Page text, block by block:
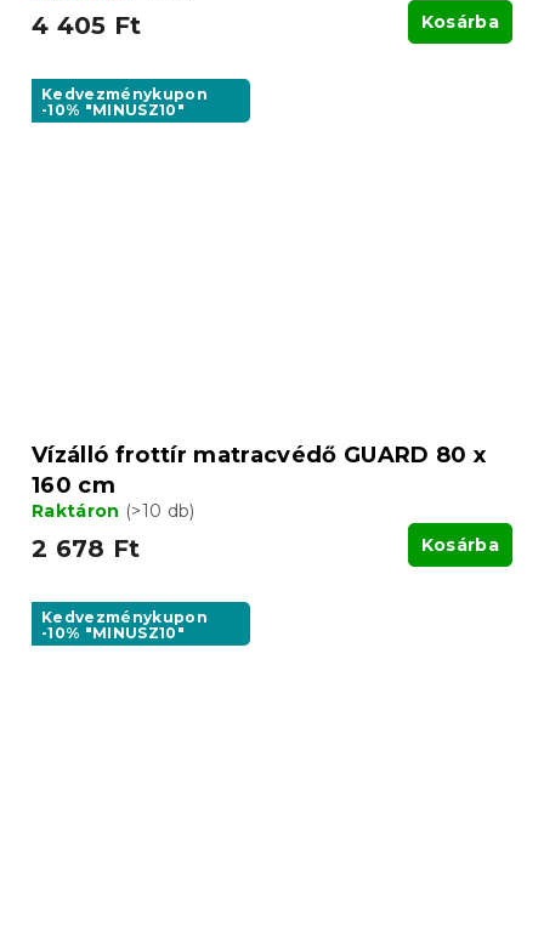
4 405 Ft Kosárba
Kedvezménykupon
-10% "MINUSZ10"
Vízálló frottír matracvédő GUARD 80 x
160 cm
Raktáron (>10 db)
2 678 Ft Kosárba
Kedvezménykupon
-10% "MINUSZ10"